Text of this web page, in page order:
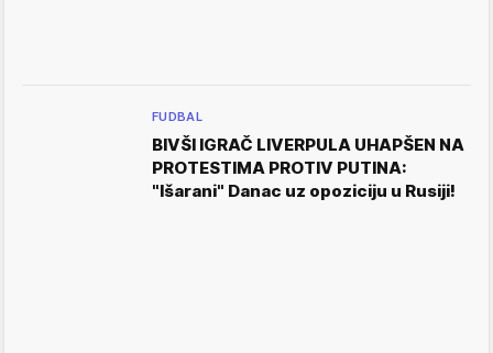
FUDBAL
BIVŠI IGRAČ LIVERPULA UHAPŠEN NA
PROTESTIMA PROTIV PUTINA:
"Išarani" Danac uz opoziciju u Rusiji!